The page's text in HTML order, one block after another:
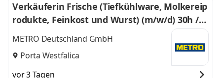
Verkäuferin Frische (Tiefkühlware, Molkereip
rodukte, Feinkost und Wurst) (m/w/d) 30h /
Woche
METRO Deutschland GmbH
Porta Westfalica
vor 3 Tagen